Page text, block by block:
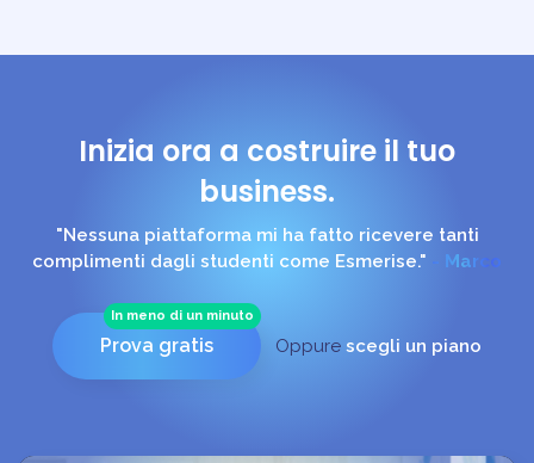
Inizia ora a costruire il tuo
business.
"Ciò che mi ha rassicurata è l'assistenza costante,
solerte e puntuale dello Staff." - Francesca
In meno di un minuto
Prova gratis Oppure scegli un piano